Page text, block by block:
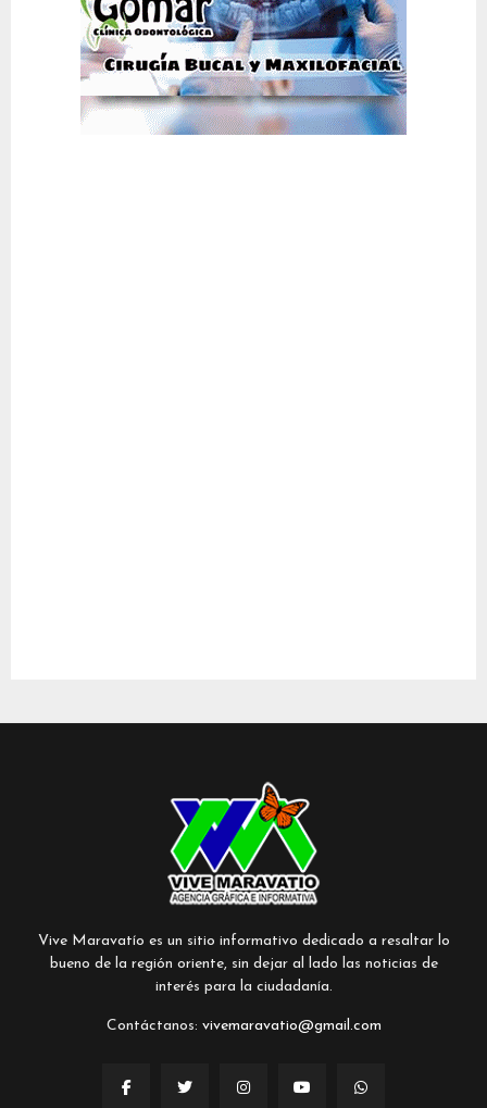
Vive Maravatío es un sitio informativo dedicado a resaltar lo
bueno de la región oriente, sin dejar al lado las noticias de
interés para la ciudadanía.
Contáctanos: vivemaravatio@gmail.com